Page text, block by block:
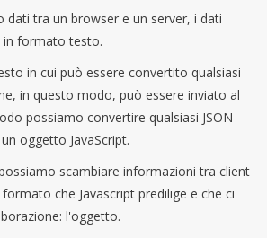
dati tra un browser e un server, i dati
in formato testo.
in cui può essere convertito qualsiasi
in questo modo, può essere inviato al
possiamo convertire qualsiasi JSON
oggetto JavaScript.
scambiare informazioni tra client
che Javascript predilige e che ci
l'oggetto.